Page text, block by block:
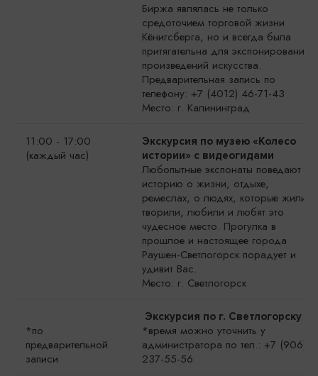
Биржа являлась не только
средоточием торговой жизни
Кёнигсберга, но и всегда была
притягательна для экспонирования
произведений искусства.
Предварительная запись по
телефону: +7 (4012) 46-71-43
Место: г. Калининград
11:00 - 17:00
(каждый час)
Экскурсия по музею «Колесо
истории» с видеогидами
Любопытные экспонаты поведают
историю о жизни, отдыхе,
ремеслах, о людях, которые жили,
творили, любили и любят это
чудесное место. Прогулка в
прошлое и настоящее города
Раушен-Светлогорск порадует и
удивит Вас.
Место: г. Светлогорск
*по
предварительной
записи
Экскурсия по г. Светлогорску
*время можно уточнить у
администратора по тел.: +7 (906)
237-55-56